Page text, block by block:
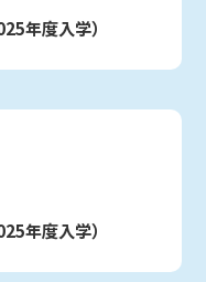
年度入学）
年度入学）